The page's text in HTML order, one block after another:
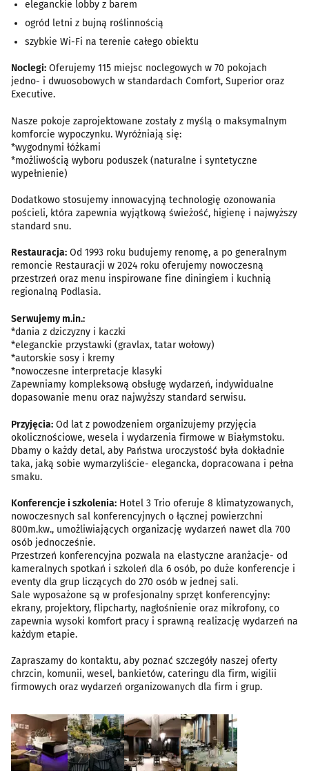
eleganckie lobby z barem
ogród letni z bujną roślinnością
szybkie Wi-Fi na terenie całego obiektu
Noclegi: Oferujemy 115 miejsc noclegowych w 70 pokojach
jedno- i dwuosobowych w standardach Comfort, Superior oraz
Executive.
Nasze pokoje zaprojektowane zostały z myślą o maksymalnym
komforcie wypoczynku. Wyróżniają się:
*wygodnymi łóżkami
*możliwością wyboru poduszek (naturalne i syntetyczne
wypełnienie)
Dodatkowo stosujemy innowacyjną technologię ozonowania
pościeli, która zapewnia wyjątkową świeżość, higienę i najwyższy
standard snu.
Restauracja: Od 1993 roku budujemy renomę, a po generalnym
remoncie Restauracji w 2024 roku oferujemy nowoczesną
przestrzeń oraz menu inspirowane fine diningiem i kuchnią
regionalną Podlasia.
Serwujemy m.in.:
*dania z dziczyzny i kaczki
*eleganckie przystawki (gravlax, tatar wołowy)
*autorskie sosy i kremy
*nowoczesne interpretacje klasyki
Zapewniamy kompleksową obsługę wydarzeń, indywidualne
dopasowanie menu oraz najwyższy standard serwisu.
Przyjęcia: Od lat z powodzeniem organizujemy przyjęcia
okolicznościowe, wesela i wydarzenia firmowe w Białymstoku.
Dbamy o każdy detal, aby Państwa uroczystość była dokładnie
taka, jaką sobie wymarzyliście- elegancka, dopracowana i pełna
smaku.
Konferencje i szkolenia: Hotel 3 Trio oferuje 8 klimatyzowanych,
nowoczesnych sal konferencyjnych o łącznej powierzchni
800m.kw., umożliwiających organizację wydarzeń nawet dla 700
osób jednocześnie.
Przestrzeń konferencyjna pozwala na elastyczne aranżacje- od
kameralnych spotkań i szkoleń dla 6 osób, po duże konferencje i
eventy dla grup liczących do 270 osób w jednej sali.
Sale wyposażone są w profesjonalny sprzęt konferencyjny:
ekrany, projektory, flipcharty, nagłośnienie oraz mikrofony, co
zapewnia wysoki komfort pracy i sprawną realizację wydarzeń na
każdym etapie.
Zapraszamy do kontaktu, aby poznać szczegóły naszej oferty
chrzcin, komunii, wesel, bankietów, cateringu dla firm, wigilii
firmowych oraz wydarzeń organizowanych dla firm i grup.